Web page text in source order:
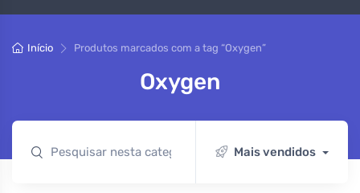
Início Produtos marcados com a tag “Oxygen”
Oxygen
Mais vendidos